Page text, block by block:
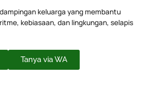
keluarga yang membantu
kebiasaan, dan lingkungan, selapis
Tanya via WA